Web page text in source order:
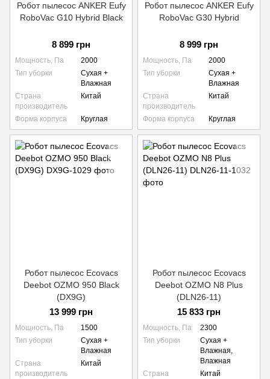
Робот пылесос ANKER Eufy
RoboVac G10 Hybrid Black
8 899 грн
Мощность, Па
2000
Тип уборки
Сухая +
Влажная
Страна
производитель
Китай
Форма корпуса Круглая
Робот пылесос ANKER Eufy
RoboVac G30 Hybrid
8 999 грн
Мощность, Па
2000
Тип уборки
Сухая +
Влажная
Страна
производитель
Китай
Форма корпуса Круглая
Робот пылесос Ecovacs
Deebot OZMO 950 Black
(DX9G)
13 999 грн
Мощность, Па
1500
Тип уборки
Сухая +
Влажная
Страна
производитель
Китай
Робот пылесос Ecovacs
Deebot OZMO N8 ‌Plus
(DLN26-11)
15 833 грн
Мощность, Па
2300
Тип уборки
Сухая +
Влажная,
Влажная
Страна
Китай